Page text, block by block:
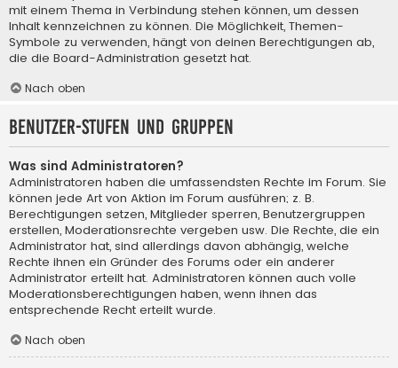
mit einem Thema in Verbindung stehen können, um dessen
Inhalt kennzeichnen zu können. Die Möglichkeit, Themen-
Symbole zu verwenden, hängt von deinen Berechtigungen ab,
die die Board-Administration gesetzt hat.
Nach oben
Benutzer-Stufen und Gruppen
Was sind Administratoren?
Administratoren haben die umfassendsten Rechte im Forum. Sie
können jede Art von Aktion im Forum ausführen; z. B.
Berechtigungen setzen, Mitglieder sperren, Benutzergruppen
erstellen, Moderationsrechte vergeben usw. Die Rechte, die ein
Administrator hat, sind allerdings davon abhängig, welche
Rechte ihnen ein Gründer des Forums oder ein anderer
Administrator erteilt hat. Administratoren können auch volle
Moderationsberechtigungen haben, wenn ihnen das
entsprechende Recht erteilt wurde.
Nach oben